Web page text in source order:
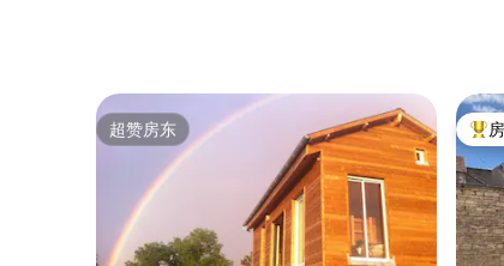
超赞房东
超赞房东 热